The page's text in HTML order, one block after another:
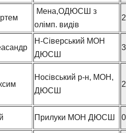
Мена,ОДЮСШ з
олімп. видів
Н-Сіверський МОН
ДЮСШ
Носівський р-н, МОН,
ДЮСШ
Прилуки МОН ДЮСШ